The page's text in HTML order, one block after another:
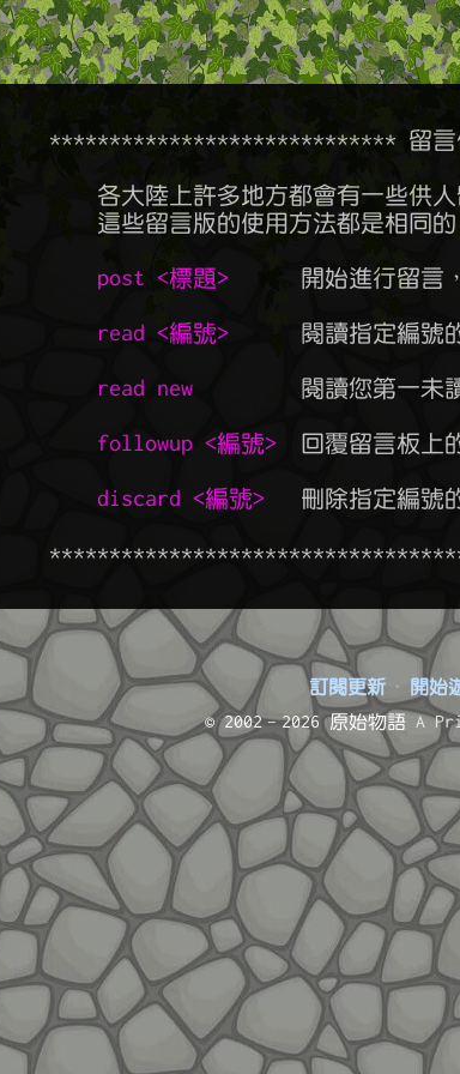
***************************** 留
post <標題>
開始進行留言
read <編號>
閱讀指定編號
read new
閱讀您第一未
followup <編號>
回覆留言板上
discard <編號>
刪除指定編號
訂閱更新 · 開始
© 2002–2026 原始物語A